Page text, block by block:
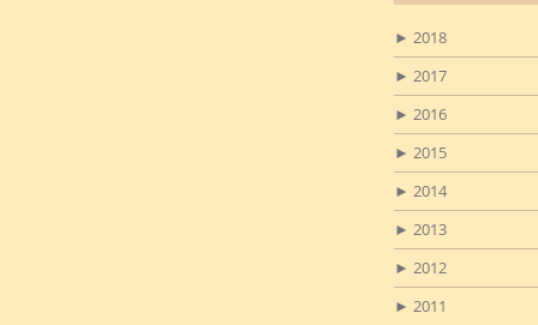
► 2018
► 2017
► 2016
► 2015
► 2014
► 2013
► 2012
► 2011